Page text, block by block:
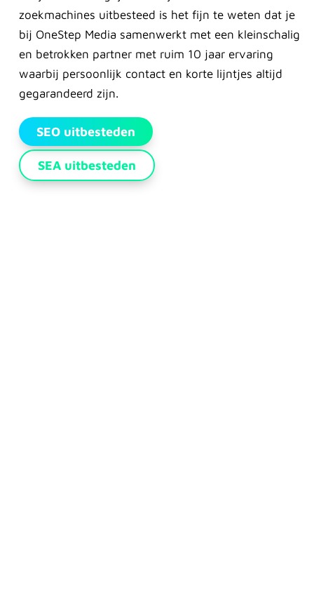
zoekmachines uitbesteed is het fijn te weten dat je
bij OneStep Media samenwerkt met een kleinschalig
en betrokken partner met ruim 10 jaar ervaring
waarbij persoonlijk contact en korte lijntjes altijd
gegarandeerd zijn.
SEO uitbesteden
SEA uitbesteden